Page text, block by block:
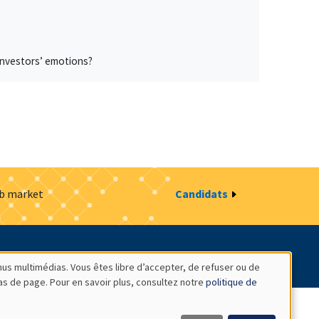
emotions?
market Candidats
des cookies Intranet
multimédias. Vous êtes libre d’accepter, de refuser ou de
de page. Pour en savoir plus, consultez notre politique de